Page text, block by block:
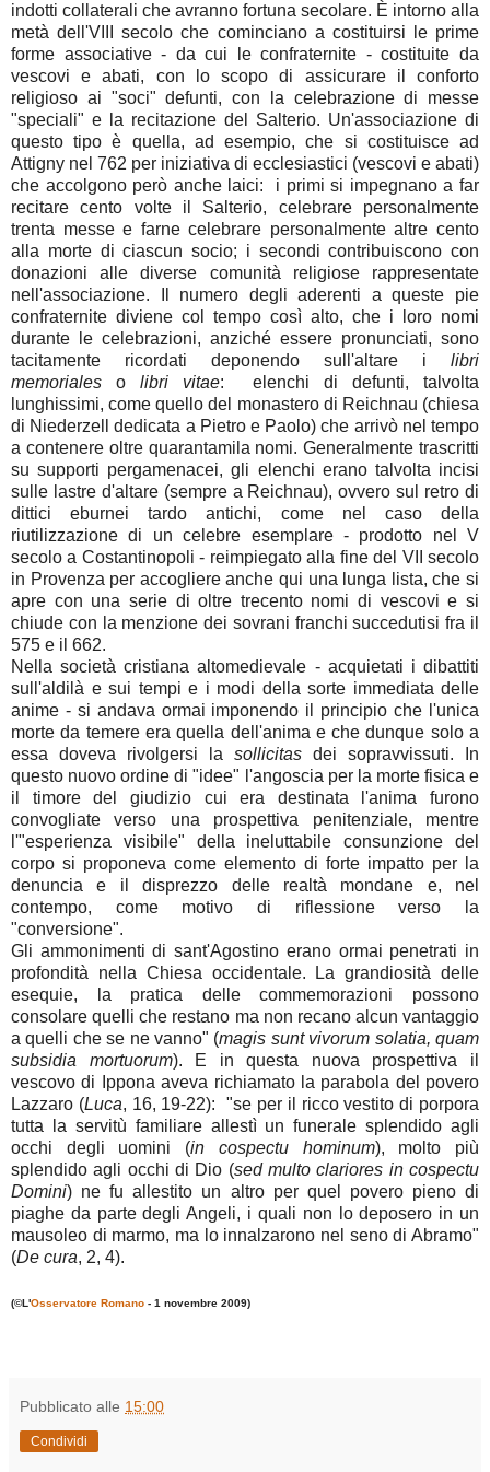
indotti collaterali che avranno fortuna secolare. È intorno alla
metà dell'VIII secolo che cominciano a costituirsi le prime
forme associative - da cui le confraternite - costituite da
vescovi e abati, con lo scopo di assicurare il conforto
religioso ai "soci" defunti, con la celebrazione di messe
"speciali" e la recitazione del Salterio. Un'associazione di
questo tipo è quella, ad esempio, che si costituisce ad
Attigny nel 762 per iniziativa di ecclesiastici (vescovi e abati)
che accolgono però anche laici: i primi si impegnano a far
recitare cento volte il Salterio, celebrare personalmente
trenta messe e farne celebrare personalmente altre cento
alla morte di ciascun socio; i secondi contribuiscono con
donazioni alle diverse comunità religiose rappresentate
nell'associazione. Il numero degli aderenti a queste pie
confraternite diviene col tempo così alto, che i loro nomi
durante le celebrazioni, anziché essere pronunciati, sono
tacitamente ricordati deponendo sull'altare i libri
memoriales o libri vitae: elenchi di defunti, talvolta
lunghissimi, come quello del monastero di Reichnau (chiesa
di Niederzell dedicata a Pietro e Paolo) che arrivò nel tempo
a contenere oltre quarantamila nomi. Generalmente trascritti
su supporti pergamenacei, gli elenchi erano talvolta incisi
sulle lastre d'altare (sempre a Reichnau), ovvero sul retro di
dittici eburnei tardo antichi, come nel caso della
riutilizzazione di un celebre esemplare - prodotto nel V
secolo a Costantinopoli - reimpiegato alla fine del VII secolo
in Provenza per accogliere anche qui una lunga lista, che si
apre con una serie di oltre trecento nomi di vescovi e si
chiude con la menzione dei sovrani franchi succedutisi fra il
575 e il 662.
Nella società cristiana altomedievale - acquietati i dibattiti
sull'aldilà e sui tempi e i modi della sorte immediata delle
anime - si andava ormai imponendo il principio che l'unica
morte da temere era quella dell'anima e che dunque solo a
essa doveva rivolgersi la sollicitas dei sopravvissuti. In
questo nuovo ordine di "idee" l'angoscia per la morte fisica e
il timore del giudizio cui era destinata l'anima furono
convogliate verso una prospettiva penitenziale, mentre
l'"esperienza visibile" della ineluttabile consunzione del
corpo si proponeva come elemento di forte impatto per la
denuncia e il disprezzo delle realtà mondane e, nel
contempo, come motivo di riflessione verso la
"conversione".
Gli ammonimenti di sant'Agostino erano ormai penetrati in
profondità nella Chiesa occidentale. La grandiosità delle
esequie, la pratica delle commemorazioni possono
consolare quelli che restano ma non recano alcun vantaggio
a quelli che se ne vanno" (magis sunt vivorum solatia, quam
subsidia mortuorum). E in questa nuova prospettiva il
vescovo di Ippona aveva richiamato la parabola del povero
Lazzaro (Luca, 16, 19-22): "se per il ricco vestito di porpora
tutta la servitù familiare allestì un funerale splendido agli
occhi degli uomini (in cospectu hominum), molto più
splendido agli occhi di Dio (sed multo clariores in cospectu
Domini) ne fu allestito un altro per quel povero pieno di
piaghe da parte degli Angeli, i quali non lo deposero in un
mausoleo di marmo, ma lo innalzarono nel seno di Abramo"
(De cura, 2, 4).
(©L'Osservatore Romano - 1 novembre 2009)
Pubblicato alle 15:00
Condividi